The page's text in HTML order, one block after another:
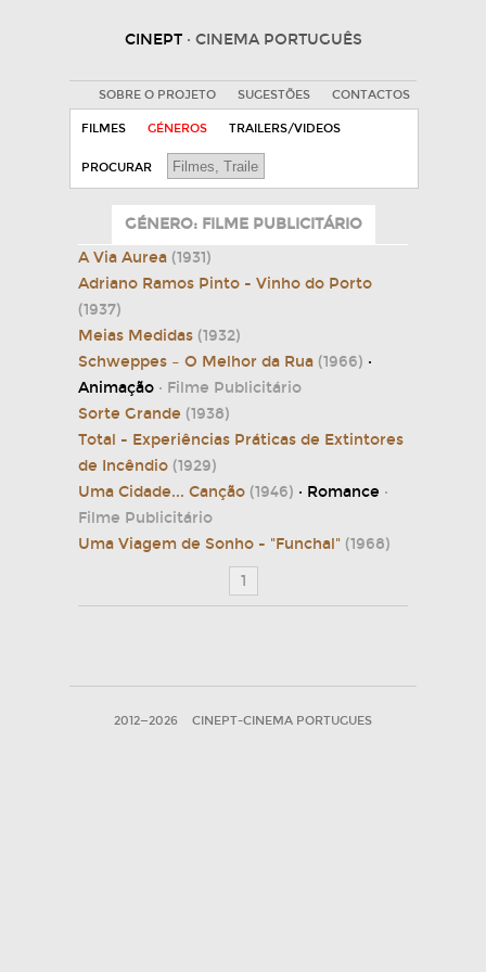
CINEPT · CINEMA PORTUGUÊS
SOBRE O PROJETO SUGESTÕES CONTACTOS
FILMES GÉNEROS TRAILERS/VIDEOS
PROCURAR
GÉNERO: FILME PUBLICITÁRIO
A Via Aurea (1931)
Adriano Ramos Pinto - Vinho do Porto
(1937)
Meias Medidas (1932)
Schweppes – O Melhor da Rua (1966) ·
Animação · Filme Publicitário
Sorte Grande (1938)
Total - Experiências Práticas de Extintores
de Incêndio (1929)
Uma Cidade... Canção (1946) · Romance ·
Filme Publicitário
Uma Viagem de Sonho - "Funchal" (1968)
1
2012—2026 CINEPT-CINEMA PORTUGUES